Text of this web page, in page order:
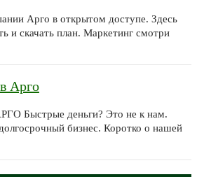
Арго в открытом доступе. Здесь
и скачать план. Маркетинг смотри
Арго
Быстрые деньги? Это не к нам.
бизнес. Коротко о нашей